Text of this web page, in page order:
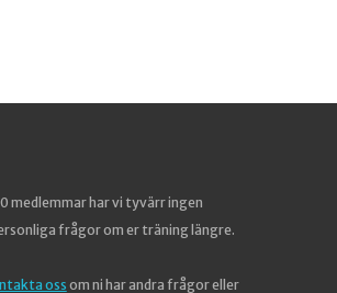
medlemmar har vi tyvärr ingen
frågor om er träning längre.
ossom ni har andra frågor eller